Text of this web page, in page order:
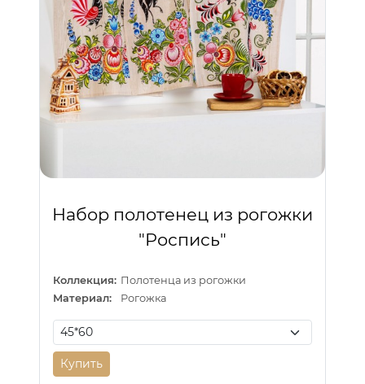
Набор полотенец из рогожки
"Роспись"
Коллекция: Полотенца из рогожки
Материал:
Рогожка
Купить